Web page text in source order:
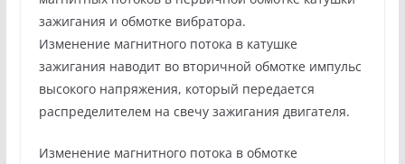
зажигания и обмотке вибратора.
Изменение магнитного потока в катушке
зажигания наводит во вторичной обмотке импульс
высокого напряжения, который передается
распределителем на свечу зажигания двигателя.
Изменение магнитного потока в обмотке